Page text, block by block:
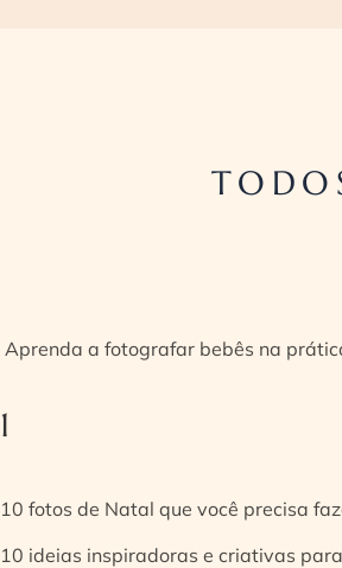
Aprenda a fotografar bebês na
1
10 fotos de Natal que você precisa
10 ideias inspiradoras e criativas